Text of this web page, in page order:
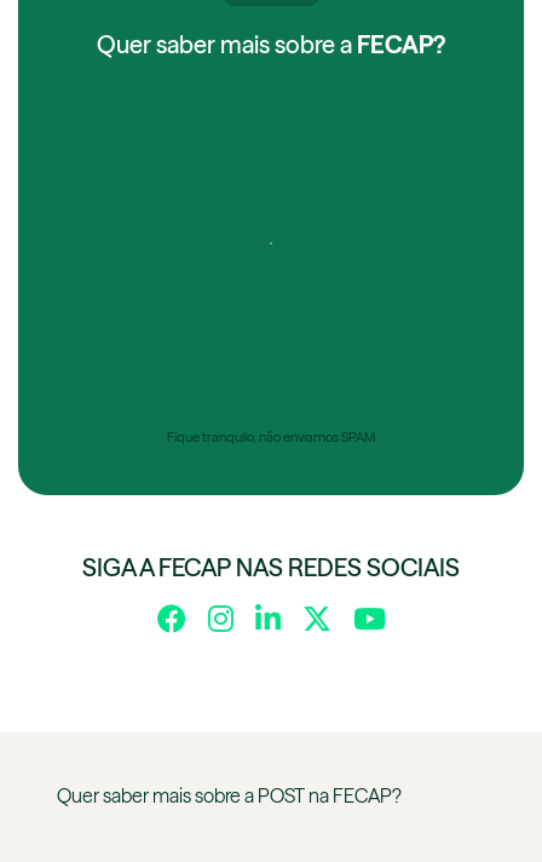
Quer saber mais sobre a FECAP?
Fique tranquilo, não enviamos SPAM
SIGA A FECAP NAS REDES SOCIAIS
Quer saber mais sobre a POST na FECAP?